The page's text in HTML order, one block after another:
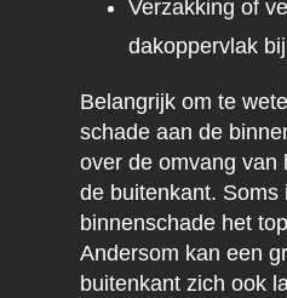
Verzakking of
dakoppervlak
Belangrijk om te
schade aan de
over de omvang van
de buitenkant. Soms
binnenschade het
Andersom kan een
buitenkant zich ook